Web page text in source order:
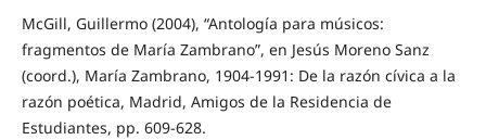
McGill, Guillermo (2004), “Antología para músicos:
fragmentos de María Zambrano”, en Jesús Moreno Sanz
(coord.), María Zambrano, 1904-1991: De la razón cívica a la
razón poética, Madrid, Amigos de la Residencia de
Estudiantes, pp. 609-628.